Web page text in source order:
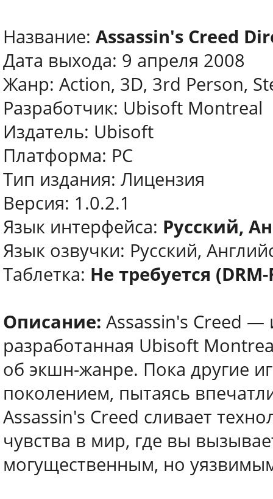
Название: Assassin's Creed
Дата выхода: 9 апреля 2008
Жанр: Action, 3D, 3rd Person,
Разработчик: Ubisoft Montreal
Издатель: Ubisoft
Платформа: PC
Тип издания: Лицензия
Версия: 1.0.2.1
Язык интерфейса: Русский,
Язык озвучки: Русский,
Таблетка: Не требуется
Описание: Assassin's Creed —
разработанная Ubisoft
об экшн-жанре. Пока другие
поколением, пытаясь
Assassin's Creed сливает
чувства в мир, где вы
могущественным, но